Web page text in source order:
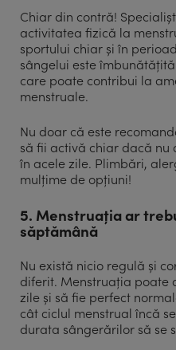
Chiar din contră!
activitatea fizică la
sportului chiar și în
sângelui este
care poate contribui la
menstruale.
Nu doar că este
să fii activă chiar dacă nu
în acele zile. Plimbări,
mulțime de opțiuni!
5. Menstruația ar
săptămână
Nu există nicio regulă și
diferit. Menstruația poate
zile și să fie perfect
cât ciclul menstrual încă
durata sângerărilor să se